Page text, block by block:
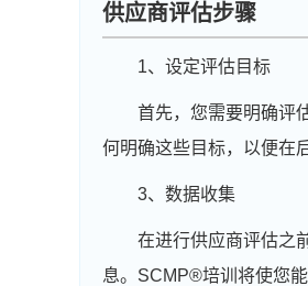
供应商评估步骤
1、设定评估目标
首先，您需要明确评
何明确这些目标，以便在
3、数据收集
在进行供应商评估之
息。SCMP®培训将使您